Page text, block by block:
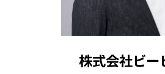
株式会社ビー